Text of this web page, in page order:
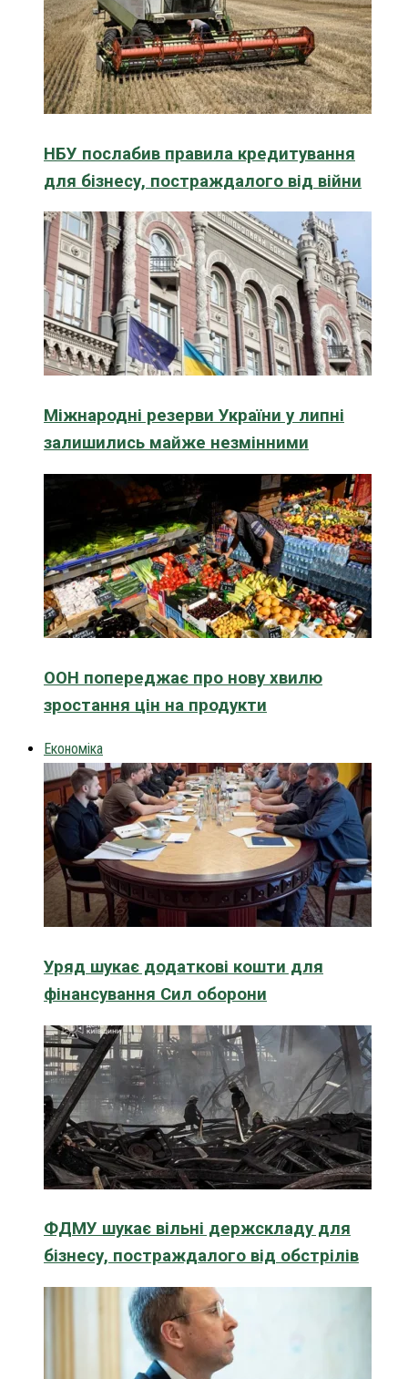
НБУ послабив правила кредитування
для бізнесу, постраждалого від війни
Міжнародні резерви України у липні
залишились майже незмінними
ООН попереджає про нову хвилю
зростання цін на продукти
Економіка
Уряд шукає додаткові кошти для
фінансування Сил оборони
ФДМУ шукає вільні держскладу для
бізнесу, постраждалого від обстрілів